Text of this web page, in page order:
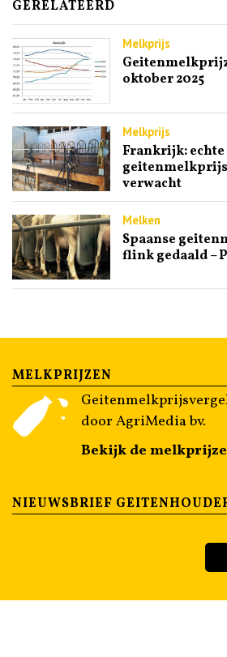
GERELATEERD
Melkprijs
oktober 2025
Melkprijs
Frankrijk:
geitenmelkprijs
verwacht
Melken
Spaanse
flink gedaald –
MELKPRIJZEN
door AgriMedia bv.
Bekijk de
NIEUWSBRIEF